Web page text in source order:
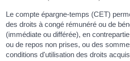
Le compte épargne-temps (CET)
des droits à congé rémunéré ou de
(immédiate ou différée), en
ou de repos non prises, ou des
conditions d'utilisation des droits